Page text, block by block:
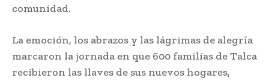
comunidad.
La emoción, los abrazos y las lágrimas de alegría
marcaron la jornada en que 600 familias de Talca
recibieron las llaves de sus nuevos hogares,